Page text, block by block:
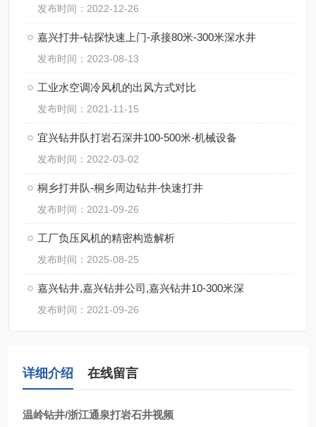
发布时间：2022-12-26
嘉兴打井-钻探快速上门-承接80米-300米深水井
发布时间：2023-08-13
工业水空调冷风机的出风方式对比
发布时间：2021-11-15
宜兴钻井队打岩石深井100-500米-机械设备
发布时间：2022-03-02
桐乡打井队-桐乡周边钻井-快速打井
发布时间：2021-09-26
工厂负压风机的精密构造解析
发布时间：2025-08-25
嘉兴钻井,嘉兴钻井公司,嘉兴钻井10-300米深
发布时间：2021-09-26
详细介绍 在线留言
温岭钻井/浙江通泉打岩石井视频